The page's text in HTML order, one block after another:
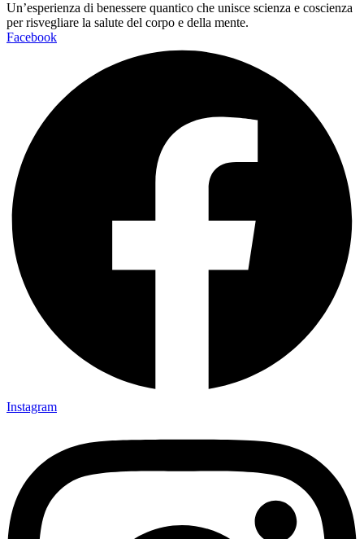
Un’esperienza di benessere quantico che unisce scienza e coscienza
per risvegliare la salute del corpo e della mente.
Facebook
Instagram